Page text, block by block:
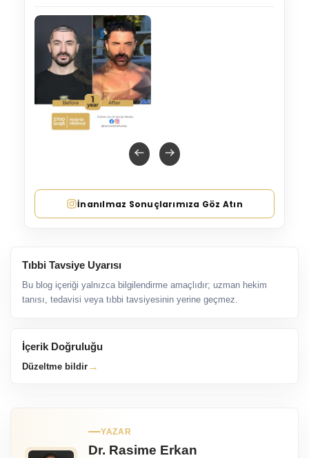
İnanılmaz Sonuçlarımıza Göz Atın
Tıbbi Tavsiye Uyarısı
Bu blog içeriği yalnızca bilgilendirme amaçlıdır; uzman hekim
tanısı, tedavisi veya tıbbi tavsiyesinin yerine geçmez.
İçerik Doğruluğu
Düzeltme bildir →
YAZAR
Dr. Rasime Erkan